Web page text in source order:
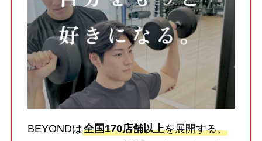
BEYONDは全国170店舗以上を展開する、